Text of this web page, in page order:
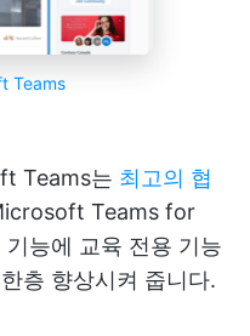
Teams
Teams는 최고의 협
Teams for
능에 교육 전용 기능
층 향상시켜 줍니다.